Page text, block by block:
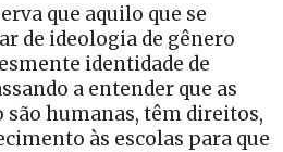
que aquilo que se
de ideologia de gênero
identidade de
a entender que as
são humanas, têm direitos,
às escolas para que